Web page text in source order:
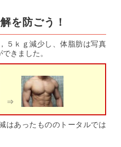
を防ごう！
５ｋｇ減少し、体脂肪は写真
きました。
はあったもののトータルでは